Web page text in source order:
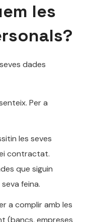
les
dades
Per a
les seves
contractat.
que siguin
feina.
a complir amb les
(bancs, empreses